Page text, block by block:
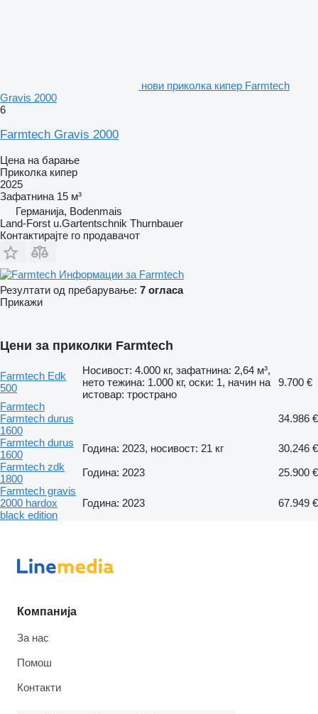
нови приколка кипер Farmtech
Gravis 2000
6
Farmtech Gravis 2000
Цена на барање
Приколка кипер
2025
Зафатнина 15 м³
Германија, Bodenmais
Land-Forst u.Gartentschnik Thurnbauer
Контактирајте го продавачот
Информации за Farmtech
Резултати од пребарување: 7 огласа
Прикажи
Цени за приколки Farmtech
Farmtech Edk
500
Носивост: 4.000 кг, зафатнина: 2,64 м³,
нето тежина: 1.000 кг, оски: 1, начин на
истовар: тространо
9.700 €
Farmtech
Farmtech durus
1600
34.986 €
Farmtech durus
1600
Година: 2023, носивост: 21 кг
30.246 €
Farmtech zdk
1800
Година: 2023
25.900 €
Farmtech gravis
2000 hardox
black edition
Година: 2023 67.949 €
Компанија
За нас
Помош
Контакти